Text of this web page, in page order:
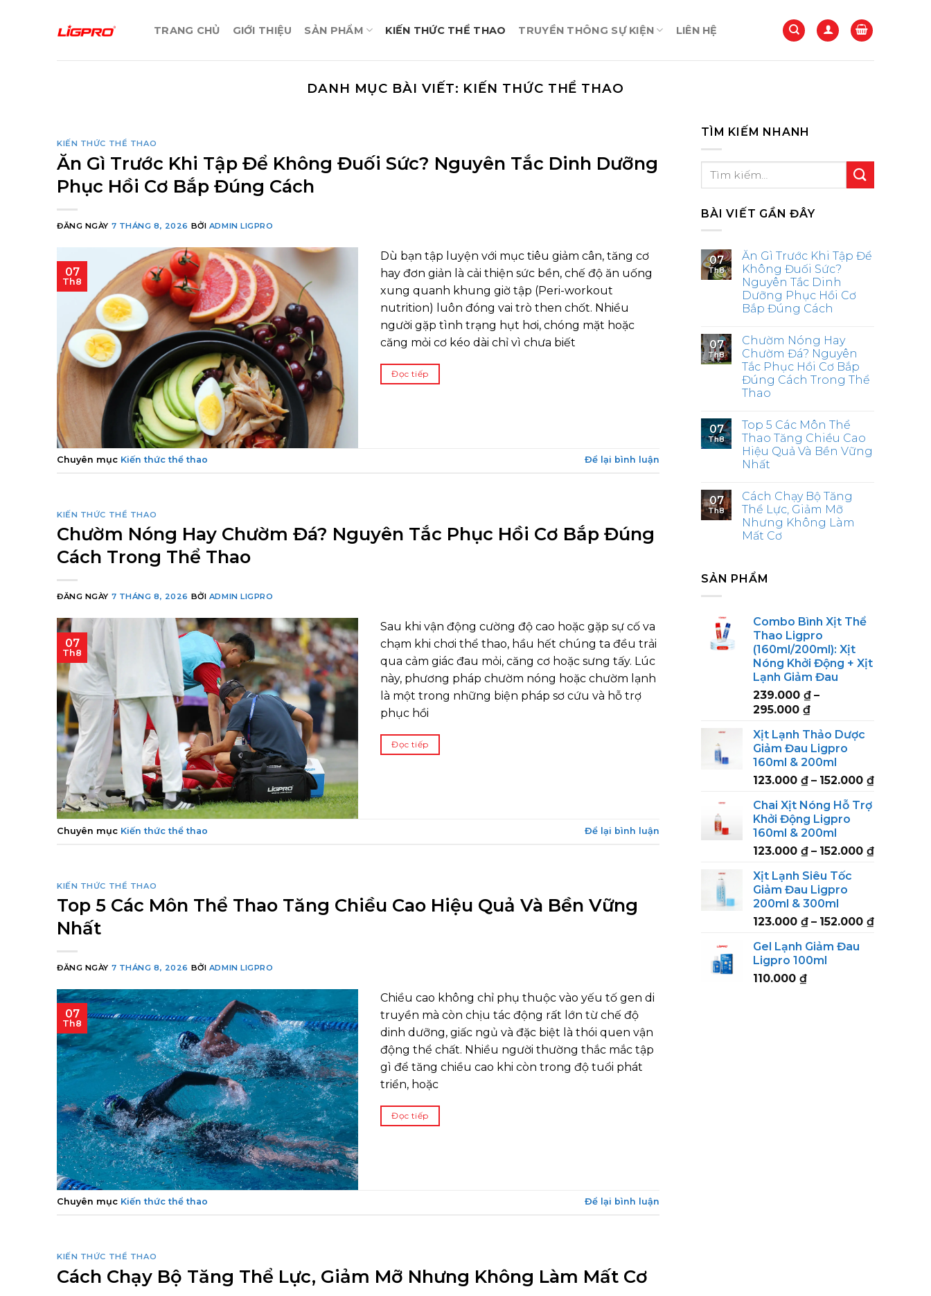
TRANG CHỦ GIỚI THIỆU SẢN PHẨM KIẾN THỨC THỂ THAO TRUYỀN THÔNG SỰ KIỆN LIÊN HỆ
DANH MỤC BÀI VIẾT: KIẾN THỨC THỂ THAO
KIẾN THỨC THỂ THAO
Ăn Gì Trước Khi Tập Để Không Đuối Sức? Nguyên Tắc Dinh Dưỡng
Phục Hồi Cơ Bắp Đúng Cách
ĐĂNG NGÀY 7 THÁNG 8, 2026 BỞI ADMIN LIGPRO
07
Th8
Dù bạn tập luyện với mục tiêu giảm cân, tăng cơ
hay đơn giản là cải thiện sức bền, chế độ ăn uống
xung quanh khung giờ tập (Peri-workout
nutrition) luôn đóng vai trò then chốt. Nhiều
người gặp tình trạng hụt hơi, chóng mặt hoặc
căng mỏi cơ kéo dài chỉ vì chưa biết
Đọc tiếp
Chuyên mục Kiến thức thể thao Để lại bình luận
KIẾN THỨC THỂ THAO
Chườm Nóng Hay Chườm Đá? Nguyên Tắc Phục Hồi Cơ Bắp Đúng
Cách Trong Thể Thao
ĐĂNG NGÀY 7 THÁNG 8, 2026 BỞI ADMIN LIGPRO
07
Th8
Sau khi vận động cường độ cao hoặc gặp sự cố va
chạm khi chơi thể thao, hầu hết chúng ta đều trải
qua cảm giác đau mỏi, căng cơ hoặc sưng tấy. Lúc
này, phương pháp chườm nóng hoặc chườm lạnh
là một trong những biện pháp sơ cứu và hỗ trợ
phục hồi
Đọc tiếp
Chuyên mục Kiến thức thể thao Để lại bình luận
KIẾN THỨC THỂ THAO
Top 5 Các Môn Thể Thao Tăng Chiều Cao Hiệu Quả Và Bền Vững
Nhất
ĐĂNG NGÀY 7 THÁNG 8, 2026 BỞI ADMIN LIGPRO
07
Th8
Chiều cao không chỉ phụ thuộc vào yếu tố gen di
truyền mà còn chịu tác động rất lớn từ chế độ
dinh dưỡng, giấc ngủ và đặc biệt là thói quen vận
động thể chất. Nhiều người thường thắc mắc tập
gì để tăng chiều cao khi còn trong độ tuổi phát
triển, hoặc
Đọc tiếp
Chuyên mục Kiến thức thể thao Để lại bình luận
KIẾN THỨC THỂ THAO
Cách Chạy Bộ Tăng Thể Lực, Giảm Mỡ Nhưng Không Làm Mất Cơ
TÌM KIẾM NHANH
BÀI VIẾT GẦN ĐÂY
07
Th8
Ăn Gì Trước Khi Tập Để
Không Đuối Sức?
Nguyên Tắc Dinh
Dưỡng Phục Hồi Cơ
Bắp Đúng Cách
07
Th8
Chườm Nóng Hay
Chườm Đá? Nguyên
Tắc Phục Hồi Cơ Bắp
Đúng Cách Trong Thể
Thao
07
Th8
Top 5 Các Môn Thể
Thao Tăng Chiều Cao
Hiệu Quả Và Bền Vững
Nhất
07
Th8
Cách Chạy Bộ Tăng
Thể Lực, Giảm Mỡ
Nhưng Không Làm
Mất Cơ
SẢN PHẨM
Combo Bình Xịt Thể
Thao Ligpro
(160ml/200ml): Xịt
Nóng Khởi Động + Xịt
Lạnh Giảm Đau
239.000 ₫ –
295.000 ₫Price
239.000 ₫
through
295.000 ₫
Xịt Lạnh Thảo Dược
Giảm Đau Ligpro
160ml & 200ml
123.000 ₫ – 152.000 ₫Price
Chai Xịt Nóng Hỗ Trợ
Khởi Động Ligpro
160ml & 200ml
123.000 ₫ – 152.000 ₫Price
Xịt Lạnh Siêu Tốc
Giảm Đau Ligpro
200ml & 300ml
123.000 ₫ – 152.000 ₫Price
Gel Lạnh Giảm Đau
Ligpro 100ml
110.000 ₫